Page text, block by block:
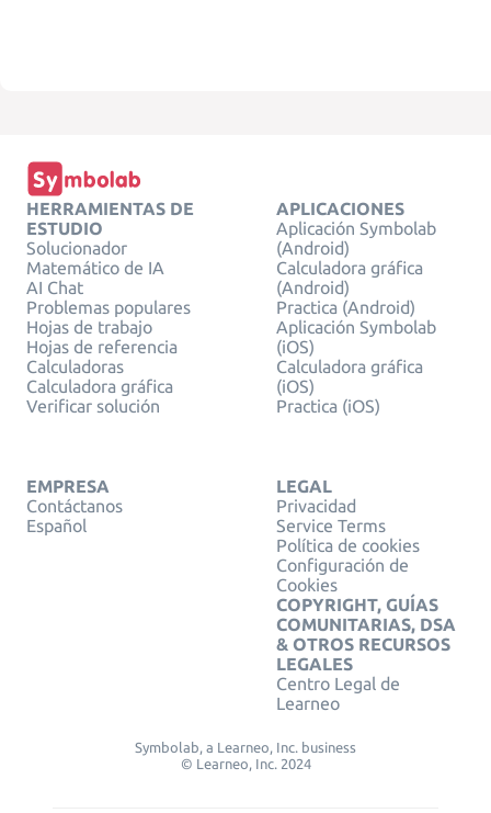
HERRAMIENTAS DE
ESTUDIO
Solucionador
Matemático de IA
AI Chat
Problemas populares
Hojas de trabajo
Hojas de referencia
Calculadoras
Calculadora gráfica
Verificar solución
APLICACIONES
Aplicación Symbolab
(Android)
Calculadora gráfica
(Android)
Practica (Android)
Aplicación Symbolab
(iOS)
Calculadora gráfica
(iOS)
Practica (iOS)
EMPRESA
Contáctanos
Español
LEGAL
Privacidad
Service Terms
Política de cookies
Configuración de
Cookies
COPYRIGHT, GUÍAS
COMUNITARIAS, DSA
& OTROS RECURSOS
LEGALES
Centro Legal de
Learneo
Symbolab, a Learneo, Inc. business
© Learneo, Inc. 2024